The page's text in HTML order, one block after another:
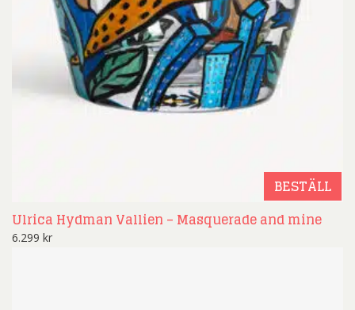
BESTÄLL
Ulrica Hydman Vallien – Masquerade and mine
6.299 kr